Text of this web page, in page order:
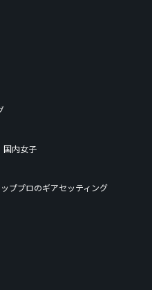
国内女子
ッププロのギアセッティング